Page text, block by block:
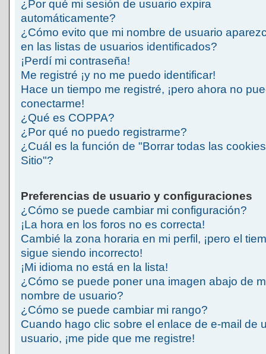
¿Por qué mi sesión de usuario expira
automáticamente?
¿Cómo evito que mi nombre de usuario
en las listas de usuarios identificados?
¡Perdí mi contraseña!
Me registré ¡y no me puedo identificar!
Hace un tiempo me registré, ¡pero ahora no
conectarme!
¿Qué es COPPA?
¿Por qué no puedo registrarme?
¿Cuál es la función de "Borrar todas las
Sitio"?
Preferencias de usuario y configuraciones
¿Cómo se puede cambiar mi configuración?
¡La hora en los foros no es correcta!
Cambié la zona horaria en mi perfil, ¡pero el
sigue siendo incorrecto!
¡Mi idioma no está en la lista!
¿Cómo se puede poner una imagen abajo de
nombre de usuario?
¿Cómo se puede cambiar mi rango?
Cuando hago clic sobre el enlace de e-mail de
usuario, ¡me pide que me registre!